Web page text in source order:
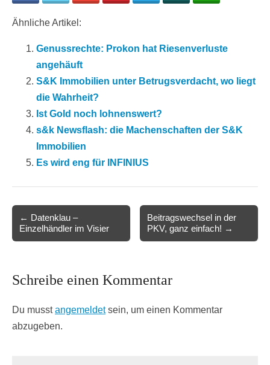
Ähnliche Artikel:
Genussrechte: Prokon hat Riesenverluste
angehäuft
S&K Immobilien unter Betrugsverdacht, wo liegt
die Wahrheit?
Ist Gold noch lohnenswert?
s&k Newsflash: die Machenschaften der S&K
Immobilien
Es wird eng für INFINIUS
navigation
← Datenklau –
Einzelhändler im Visier
Beitragswechsel in der
PKV, ganz einfach! →
Schreibe einen Kommentar
Du musstangemeldetsein, um einen Kommentar
abzugeben.